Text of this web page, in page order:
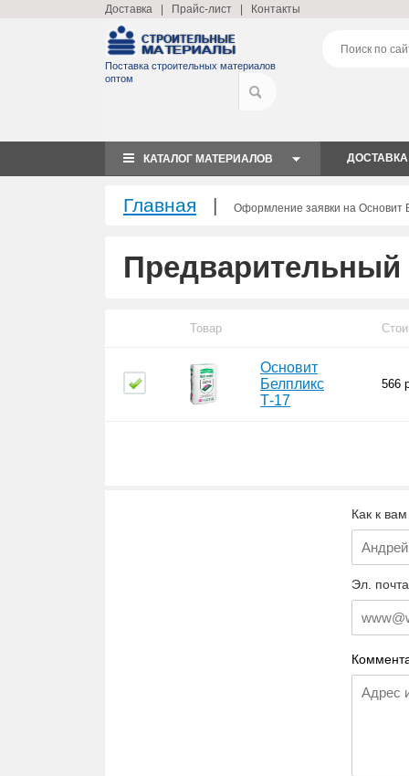
Доставка Прайс-лист Контакты
Поставка строительных материалов
оптом
КАТАЛОГ МАТЕРИАЛОВ ДОСТАВКА
Главная | Оформление заявки на Основит
Предварительный
Товар
Основит
Белпликс
Т-17
566
Как к
Эл.